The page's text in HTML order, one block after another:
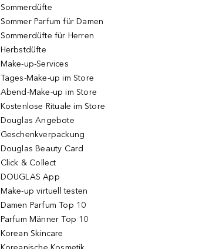
Sommerdüfte
Sommer Parfum für Damen
Sommerdüfte für Herren
Herbstdüfte
Make-up-Services
Tages-Make-up im Store
Abend-Make-up im Store
Kostenlose Rituale im Store
Douglas Angebote
Geschenkverpackung
Douglas Beauty Card
Click & Collect
DOUGLAS App
Make-up virtuell testen
Damen Parfum Top 10
Parfum Männer Top 10
Korean Skincare